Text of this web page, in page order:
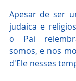
Apesar de ser
judaica e
o Pai
somos, e nos
d'Ele nesses